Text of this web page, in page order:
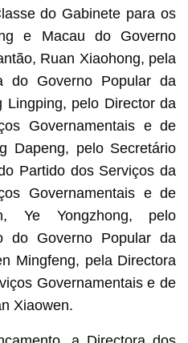
do Gabinete para os
e Macau do Governo
Ruan Xiaohong, pela
do Governo Popular da
Lingping, pelo Director da
Governamentais e de
Dapeng, pelo Secretário
Partido dos Serviços da
Governamentais e de
Ye Yongzhong, pelo
do Governo Popular da
Mingfeng, pela Directora
Governamentais e de
Xiaowen.